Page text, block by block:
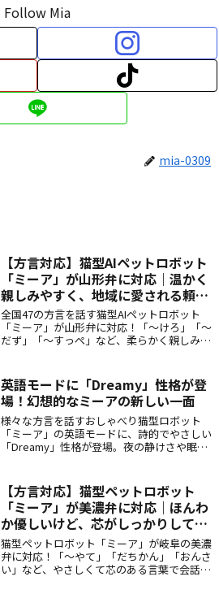
Follow Mia
mia-0309
【方言対応】猫型AIペットロボット
「ミーア」が山形弁に対応｜温かく
親しみやすく、地域に愛される頼れ
る存在だべ
全国47の方言を話す猫型AIペットロボット
「ミーア」が山形弁に対応！「〜けろ」「〜
だず」「〜すっぺ」など、柔らかく親しみや
で家族のような存在として日常に寄り添って
くれます。
英語モードに「Dreamy」性格が登
場！幻想的なミーアの新しい一面
様々な方言を話すおしゃべり猫型ロボット
「ミーア」の英語モードに、詩的でやさしい
「Dreamy」性格が登場。夜の静けさや眠る
【方言対応】猫型ペットロボット
「ミーア」が美濃弁に対応｜ほんわ
か優しいけど、芯がしっかりしてい
る？
猫型ペットロボット「ミーア」が岐阜の美濃
弁に対応！「〜やて」「だちかん」「おんさ
い」など、やさしくて芯のある言葉で会話を